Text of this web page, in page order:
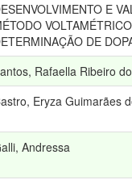
E
DE
Rafaella Ribeiro
Eryza Guimarães
Andressa